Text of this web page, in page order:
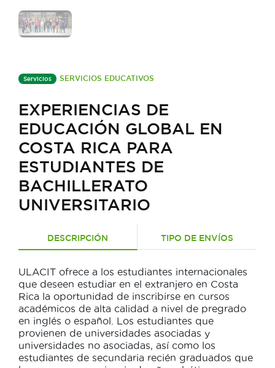
Servicios SERVICIOS EDUCATIVOS
EXPERIENCIAS DE
EDUCACIÓN GLOBAL EN
COSTA RICA PARA
ESTUDIANTES DE
BACHILLERATO
UNIVERSITARIO
DESCRIPCIÓN TIPO DE ENVÍOS
ULACIT ofrece a los estudiantes internacionales
que deseen estudiar en el extranjero en Costa
Rica la oportunidad de inscribirse en cursos
académicos de alta calidad a nivel de pregrado
en inglés o español. Los estudiantes que
provienen de universidades asociadas y
universidades no asociadas, así como los
estudiantes de secundaria recién graduados que